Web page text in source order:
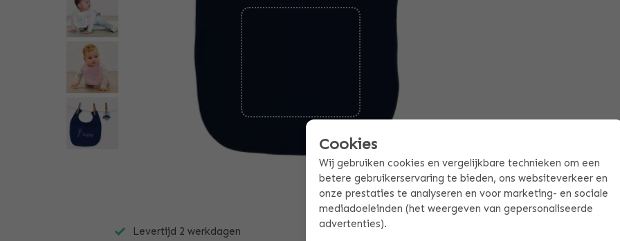
Levertijd 2 werkdagen Offerte mogelijk aan vanaf 10 stuks
Cookies
Wij gebruiken cookies en vergelijkbare technieken om een
betere gebruikerservaring te bieden, ons websiteverkeer en
onze prestaties te analyseren en voor marketing- en sociale
mediadoeleinden (het weergeven van gepersonaliseerde
advertenties).